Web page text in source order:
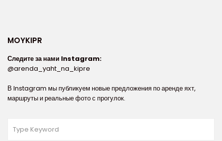
MOYKIPR
Следите за нами Instagram:
@arenda_yaht_na_kipre
В Instagram мы публикуем новые предложения по аренде яхт,
маршруты и реальные фото с прогулок.